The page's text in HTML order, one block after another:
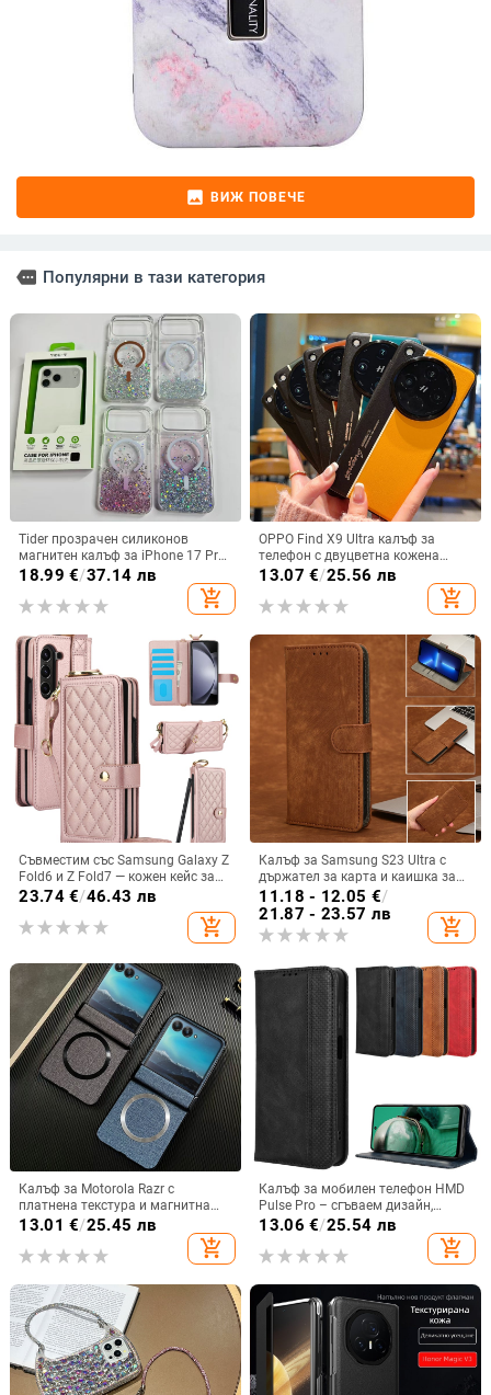
image ВИЖ ПОВЕЧЕ
more Популярни в тази категория
Tider прозрачен силиконов
магнитен калъф за iPhone 17 Pro
Max, защита срещу падане,
18.99 €/37.14 лв
add_shopping_cart
OPPO Find X9 Ultra калъф за
телефон с двуцветна кожена
текстура и флуоресцентни линии,
13.07 €/25.56 лв
add_shopping_cart
Съвместим със Samsung Galaxy Z
Fold6 и Z Fold7 — кожен кейс за
телефон с слот за стилус,
сгъваем дизайн, елегантен стил, с
каишка за китката, за дами
23.74€/46.43 лв
add_shopping_cart
Калъф за Samsung S23 Ultra с
държател за карта и каишка за
през врата
11.18 - 12.05 €/
21.87 - 23.57 лв
add_shopping_cart
Калъф за Motorola Razr с
платнена текстура и магнитна
панта, флип
13.01 €/25.45 лв
add_shopping_cart
Калъф за мобилен телефон HMD
Pulse Pro – сгъваем дизайн,
магнитно задържане, джоб за
карти, TPU кожа, удароустойчив
13.06 €/25.54 лв
add_shopping_cart